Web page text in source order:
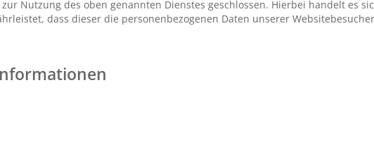
Nutzung des oben genannten Dienstes geschlossen. Hierbei handelt es
dass dieser die personenbezogenen Daten unserer